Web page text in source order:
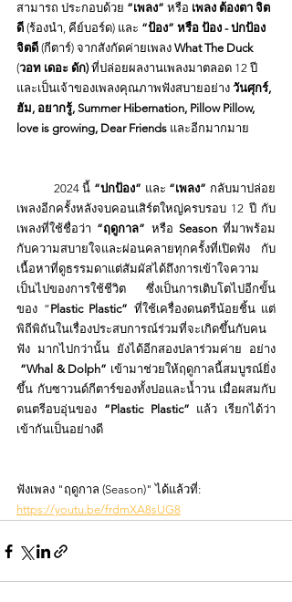
สามารถ ประกอบด้วย “เพลง” หรือ เพลง ต้องตา จิต
ดี (ร้องนำ, คีย์บอร์ด) และ “ป้อง” หรือ ป้อง - ปกป้อง
จิตดี (กีตาร์) จากสังกัดค่ายเพลง What The Duck
(วอท เดอะ ดัก) ที่ปล่อยผลงานเพลงมาตลอด 12 ปี
และเป็นเจ้าของเพลงคุณภาพฟังสบายอย่าง วันศุกร์,
ฮัม, อยากรู้, Summer Hibernation, Pillow Pillow,
love is growing, Dear Friends และอีกมากมาย
	2024 นี้
“ปกป้อง” และ “เพลง” กลับมาปล่อย
เพลงอีกครั้งหลังจบคอนเสิร์ตใหญ่ครบรอบ 12 ปี กับ
เพลงที่ใช้ชื่อว่า “ฤดูกาล” หรือ Season ที่มาพร้อม
กับความสบายใจและผ่อนคลายทุกครั้งที่เปิดฟัง กับ
เนื้อหาที่ดูธรรมดาแต่สัมผัสได้ถึงการเข้าใจความ
เป็นไปของการใช้ชีวิต ซึ่งเป็นการเติบโตไปอีกขั้น
ของ “Plastic Plastic” ที่ใช้เครื่องดนตรีน้อยชิ้น แต่
พิถีพิถันในเรื่องประสบการณ์ร่วมที่จะเกิดขึ้นกับคน
ฟัง มากไปกว่านั้น ยังได้อีกสองปลาร่วมค่าย อย่าง
“Whal & Dolph” เข้ามาช่วยให้ฤดูกาลนี้สมบูรณ์ยิ่ง
ขึ้น กับซาวนด์กีตาร์ของทั้งปอและน้ำวน เมื่อผสมกับ
ดนตรีอบอุ่นของ “Plastic Plastic” แล้ว เรียกได้ว่า
เข้ากันเป็นอย่างดี
ฟังเพลง "ฤดูกาล (Season)" ได้แล้วที่:
https://youtu.be/frdmXA8sUG8